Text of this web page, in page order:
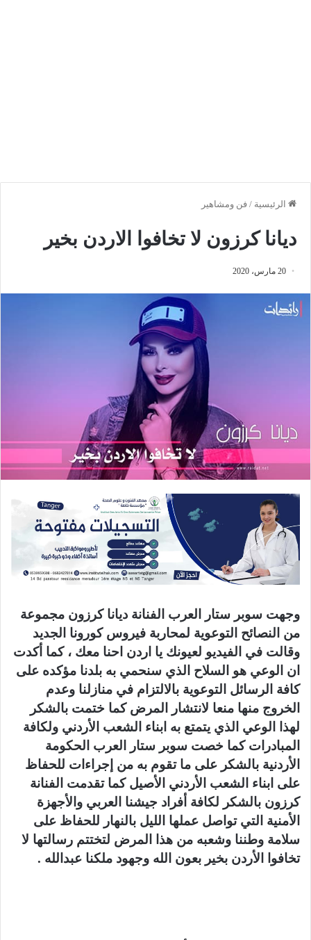
الرئيسية / فن ومشاهير
ديانا كرزون لا تخافوا الاردن بخير
20 مارس، 2020
وجهت سوبر ستار العرب الفنانة ديانا كرزون مجموعة
من النصائح التوعوية لمحاربة فيروس كورونا الجديد
وقالت في الفيديو لعيونك يا اردن احنا معك ، كما أكدت
ان الوعي هو السلاح الذي سنحمي به بلدنا مؤكده على
كافة الرسائل التوعوية بالالتزام في منازلنا وعدم
الخروج منها منعا لانتشار المرض كما ختمت بالشكر
لهذا الوعي الذي يتمتع به ابناء الشعب الأردني ولكافة
المبادرات كما خصت سوبر ستار العرب الحكومة
الأردنية بالشكر على ما تقوم به من إجراءات للحفاظ
على ابناء الشعب الأردني الأصيل كما تقدمت الفنانة
كرزون بالشكر لكافة أفراد جيشنا العربي والأجهزة
الأمنية التي تواصل عملها الليل بالنهار للحفاظ على
سلامة وطننا وشعبه من هذا المرض لتختتم رسالتها لا
تخافوا الأردن بخير بعون الله وجهود ملكنا عبدالله .